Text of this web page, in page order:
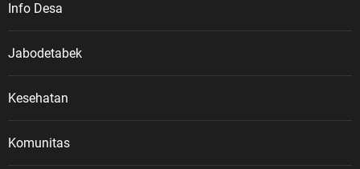
Info Desa
Jabodetabek
Kesehatan
Komunitas